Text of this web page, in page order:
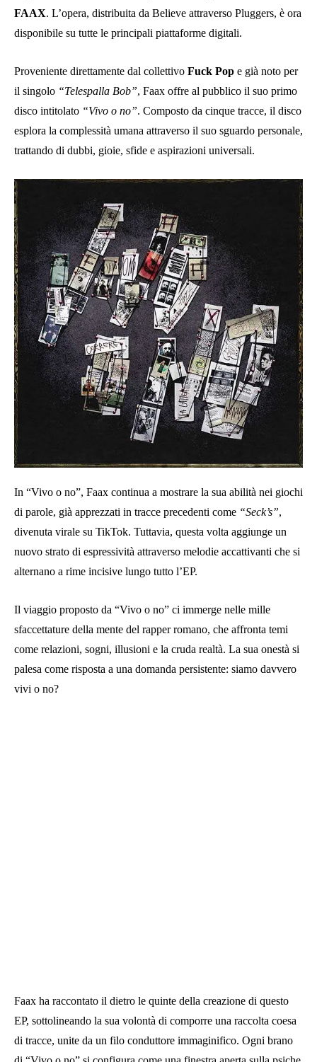
FAAX. L’opera, distribuita da Believe attraverso Pluggers, è ora
disponibile su tutte le principali piattaforme digitali.
Proveniente direttamente dal collettivo Fuck Pop e già noto per
il singolo “Telespalla Bob”, Faax offre al pubblico il suo primo
disco intitolato “Vivo o no”. Composto da cinque tracce, il disco
esplora la complessità umana attraverso il suo sguardo personale,
trattando di dubbi, gioie, sfide e aspirazioni universali.
In “Vivo o no”, Faax continua a mostrare la sua abilità nei giochi
di parole, già apprezzati in tracce precedenti come “Seck’s”,
divenuta virale su TikTok. Tuttavia, questa volta aggiunge un
nuovo strato di espressività attraverso melodie accattivanti che si
alternano a rime incisive lungo tutto l’EP.
Il viaggio proposto da “Vivo o no” ci immerge nelle mille
sfaccettature della mente del rapper romano, che affronta temi
come relazioni, sogni, illusioni e la cruda realtà. La sua onestà si
palesa come risposta a una domanda persistente: siamo davvero
vivi o no?
Faax ha raccontato il dietro le quinte della creazione di questo
EP, sottolineando la sua volontà di comporre una raccolta coesa
di tracce, unite da un filo conduttore immaginifico. Ogni brano